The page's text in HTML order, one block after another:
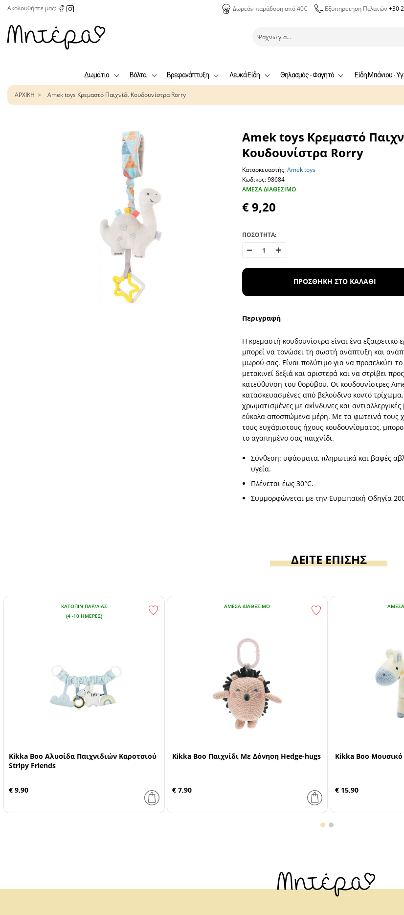
Ακολουθήστε μας: Δωρεάν παράδοση από 40€ Εξυπηρέτηση Πελατών +30
Δωμάτιο Βόλτα Βρεφανάπτυξη Λευκά Είδη Θηλασμός - Φαγητό Είδη Μπάνιου -
ΑΡΧΙΚΗ Amek toys Κρεμαστό Παιχνίδι Κουδουνίστρα Rorry
Amek toys Κρεμαστό
Κουδουνίστρα Rorry
Κατασκευαστής:Amek toys
Κωδικος: 98684
ΆΜΕΣΑ ΔΙΑΘΈΣΙΜΟ
€ 9,20
ΠΟΣΟΤΗΤΑ:
ΠΡΟΣΘΗΚΗ ΣΤΟ ΚΑΛΑΘΙ
Περιγραφή
Η κρεμαστή κουδουνίστρα είναι ένα εξαιρετικό
μπορεί να τονώσει τη σωστή ανάπτυξη και
μωρού σας. Είναι πολύτιμο για να προσελκύει
μετακινεί δεξιά και αριστερά και να στρίβει
κατεύθυνση του θορύβου. Οι κουδουνίστρες
κατασκευασμένες από βελούδινο κοντό τρίχωμα,
χρωματισμένες με ακίνδυνες και
εύκολα αποσπώμενα μέρη. Με τα φωτεινά τους
τους ευχάριστους ήχους κουδουνίσματος,
το αγαπημένο σας παιχνίδι.
Σύνθεση: υφάσματα, πληρωτικά και βαφές
υγεία.
Πλένεται έως 30°C.
Συμμορφώνεται με την Ευρωπαϊκή Οδηγία
ΔΕΙΤΕ ΕΠΙΣΗΣ
ΚΑΤΌΠΙΝ ΠΑΡ/ΛΊΑΣ
(4 -10 ΗΜΈΡΕΣ)
Kikka Boo Αλυσίδα Παιχνιδιών Καροτσιού
Stripy Friends
€ 9,90
ΆΜΕΣΑ ΔΙΑΘΈΣΙΜΟ
Kikka Boo Παιχνίδι Με Δόνηση Hedge-hugs
€ 7,90
Kikka Boo Μουσικό
€ 15,90